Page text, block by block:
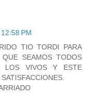
PM
TIO TORDI PARA
SEAMOS TODOS
LOS VIVOS Y ESTE